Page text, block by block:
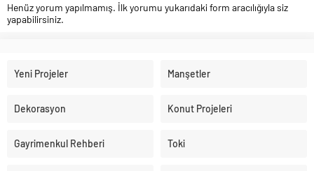
Henüz yorum yapılmamış. İlk yorumu yukarıdaki form aracılığıyla siz
yapabilirsiniz.
Yeni Projeler Manşetler
Dekorasyon Konut Projeleri
Gayrimenkul Rehberi Toki